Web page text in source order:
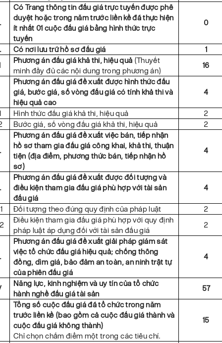
Có Trang thông tin đấu giá trực tuyến được phê
duyệt hoặc trong năm trước liền kề đã thực hiện
ít nhất 01 cuộc đấu giá bằng hình thức trực
tuyến
0
Có nơi lưu trữ hồ sơ đấu giá
1
Phương án đấu giá khả thi, hiệu quả (Thuyết
minh đầy đủ các nội dung trong phương án)
16
Phương án đấu giá đề xuất được hình thức đấu
giá, bước giá, số vòng đấu giá có tính khả thi và
hiệu quả cao
4
Hình thức đấu giá khả thi, hiệu quả
2
Bước giá, số vòng đấu giá khả thi, hiệu quả 2
Phương án đấu giá đề xuất việc bán, tiếp nhận
hồ sơ tham gia đấu giá công khai, khả thi, thuận
tiện (địa điểm, phương thức bán, tiếp nhận hồ
sơ)
4
Phương án đấu giá đề xuất được đối tượng và
điều kiện tham gia đấu giá phù hợp với tài sản
đấu giá
4
Đối tượng theo đúng quy định của pháp luật
2
Điều kiện tham gia đấu giá phù hợp với quy định
pháp luật áp dụng đối với tài sản đấu giá
2
Phương án đấu giá đề xuất giải pháp giám sát
việc tổ chức đấu giá hiệu quả; chống thông
đồng, dìm giá, bảo đảm an toàn, an ninh trật tự
của phiên đấu giá
4
Năng lực, kinh nghiệm và uy tín của tổ chức
hành nghề đấu giá tài sản
57
Tổng số cuộc đấu giá đã tổ chức trong năm
trước liền kề (bao gồm cả cuộc đấu giá thành và
cuộc đấu giá không thành)
Chỉ chọn chấm điểm một trong các tiêu chí.
15